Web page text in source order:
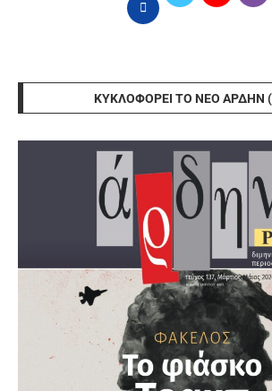
ΚΥΚΛΟΦΟΡΕΊ ΤΟ ΝΈΟ ΆΡΔΗΝ